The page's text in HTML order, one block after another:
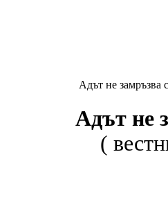
Адът не замръзва
Адът не
(